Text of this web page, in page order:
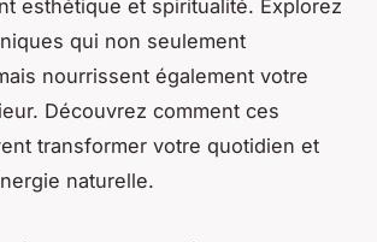
esthétique et spiritualité. Explorez
qui non seulement
nourrissent également votre
Découvrez comment ces
transformer votre quotidien et
naturelle.